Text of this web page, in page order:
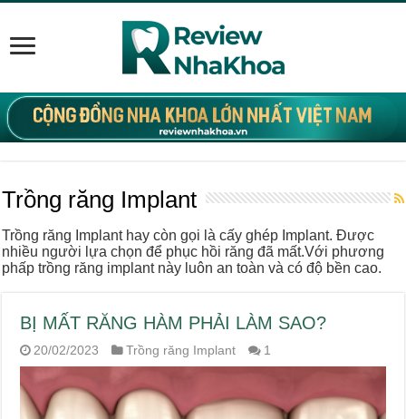
Trồng răng Implant
Trồng răng Implant hay còn gọi là cấy ghép Implant. Được
nhiều người lựa chọn để phục hồi răng đã mất.Với phương
phấp trồng răng implant này luôn an toàn và có độ bền cao.
BỊ MẤT RĂNG HÀM PHẢI LÀM SAO?
20/02/2023 Trồng răng Implant 1